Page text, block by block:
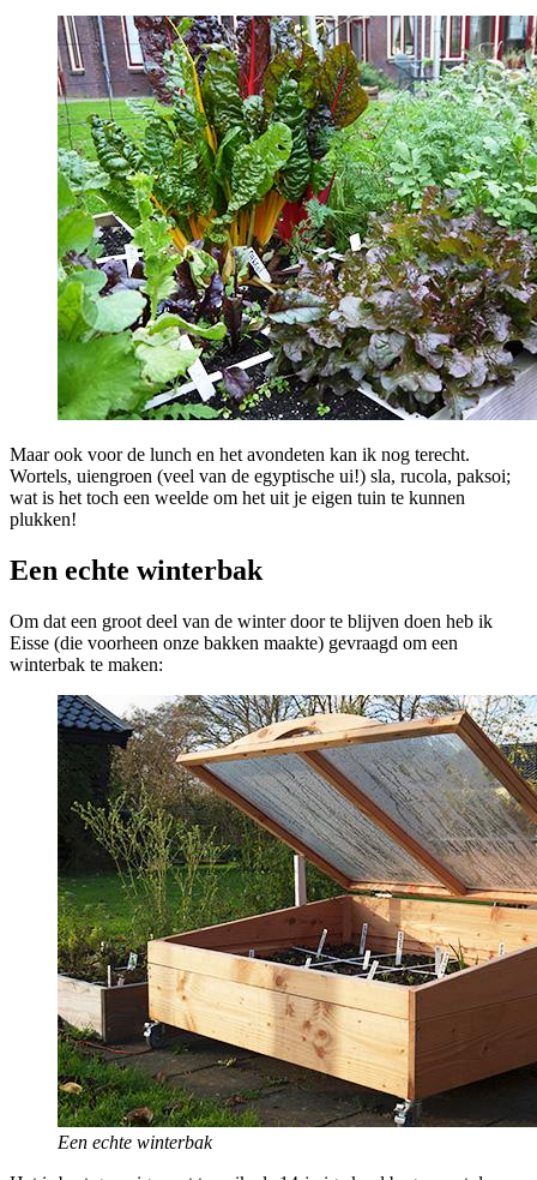
Maar ook voor de lunch en het avondeten kan ik nog terecht.
Wortels, uiengroen (veel van de egyptische ui!) sla, rucola, paksoi;
wat is het toch een weelde om het uit je eigen tuin te kunnen
plukken!
Een echte winterbak
Om dat een groot deel van de winter door te blijven doen heb ik
Eisse (die voorheen onze bakken maakte) gevraagd om een
winterbak te maken:
Een echte winterbak